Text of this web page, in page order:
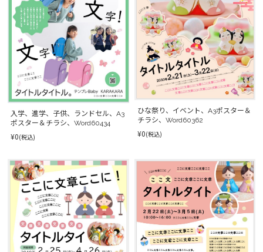
入学、進学、子供、ランドセル、A3
ポスター＆チラシ、Word60434
¥0(税込)
ひな祭り、イベント、A3ポスター＆
チラシ、Word60362
¥0(税込)